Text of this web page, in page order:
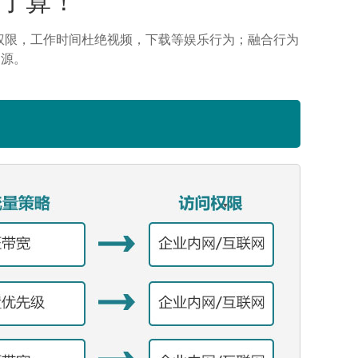
，工作时间杜绝视频，下载等娱乐行为；融合行为
。